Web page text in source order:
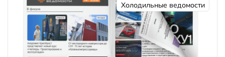
Холодильные ведомости